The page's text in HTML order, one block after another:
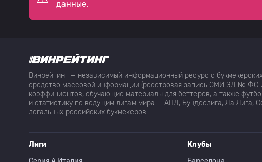
37 Diego Barbosa Толука
39 Франко Ромеро Толука
40 Erick Orta
41
данные.
Винрейтинг — независимый информационный ресурс о
средство массовой информации (реестровая запись СМИ ЭЛ № ФС
коэффициентов, обучающие материалы для беттеров, а также
и статистику по ведущим лигам мира — АПЛ, Бундеслига, Ла Лига,
легальных российских букмекеров.
Лиги
Клубы